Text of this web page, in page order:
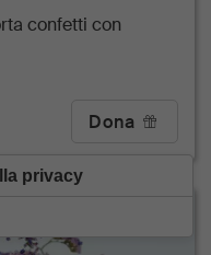
confetti con
Dona
privacy